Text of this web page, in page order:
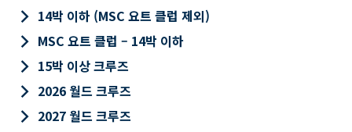
keyboard_arrow_right 14박 이하 (MSC 요트 클럽 제외)
keyboard_arrow_right MSC 요트 클럽 – 14박 이하
keyboard_arrow_right 15박 이상 크루즈
keyboard_arrow_right 2026 월드 크루즈
keyboard_arrow_right 2027 월드 크루즈